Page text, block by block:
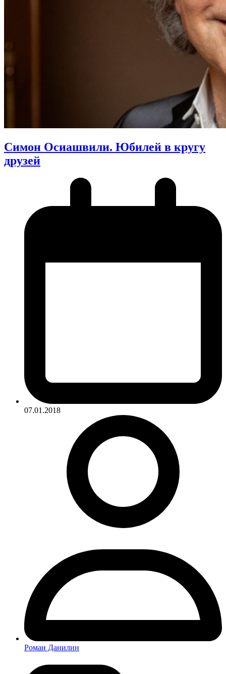
Симон Осиашвили. Юбилей в кругу
друзей
07.01.2018
Роман Данилин